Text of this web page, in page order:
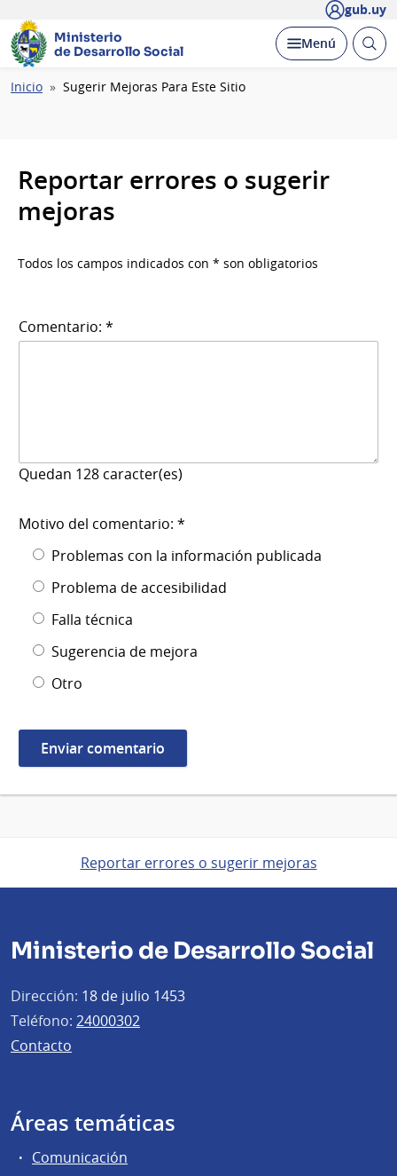
gub.uy
Ministerio
de Desarrollo Social
Desplegar
Menú Abrir
Ruta
Inicio Sugerir Mejoras Para Este Sitio
Reportar errores o sugerir
mejoras
Todos los campos indicados con * son obligatorios
Comentario: *
Quedan 128 caracter(es)
Motivo del comentario: *
Problemas con la información publicada
Problema de accesibilidad
Falla técnica
Sugerencia de mejora
Otro
Reportar errores o sugerir mejoras
Ministerio de Desarrollo Social
Dirección: 18 de julio 1453
Teléfono: 24000302
Contacto
Áreas temáticas
Comunicación